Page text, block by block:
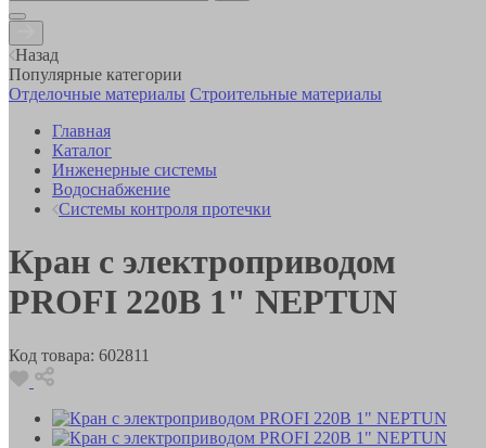
Назад
Популярные категории
Отделочные материалы Строительные материалы
Главная
Каталог
Инженерные системы
Водоснабжение
Системы контроля протечки
Кран с электроприводом
PROFI 220В 1" NEPTUN
Код товара: 602811